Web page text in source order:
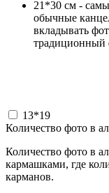
21*30 см -
обычные
вкладывать
традиционный
13*19
Количество фото в
Количество фото в
кармашками, где
карманов.